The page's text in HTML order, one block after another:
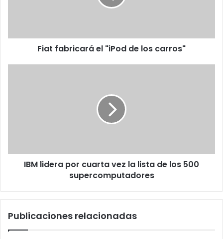
Fiat fabricará el "iPod de los carros"
los
supercomputadores
IBM lidera por cuarta vez la lista de los 500
supercomputadores
Publicaciones relacionadas